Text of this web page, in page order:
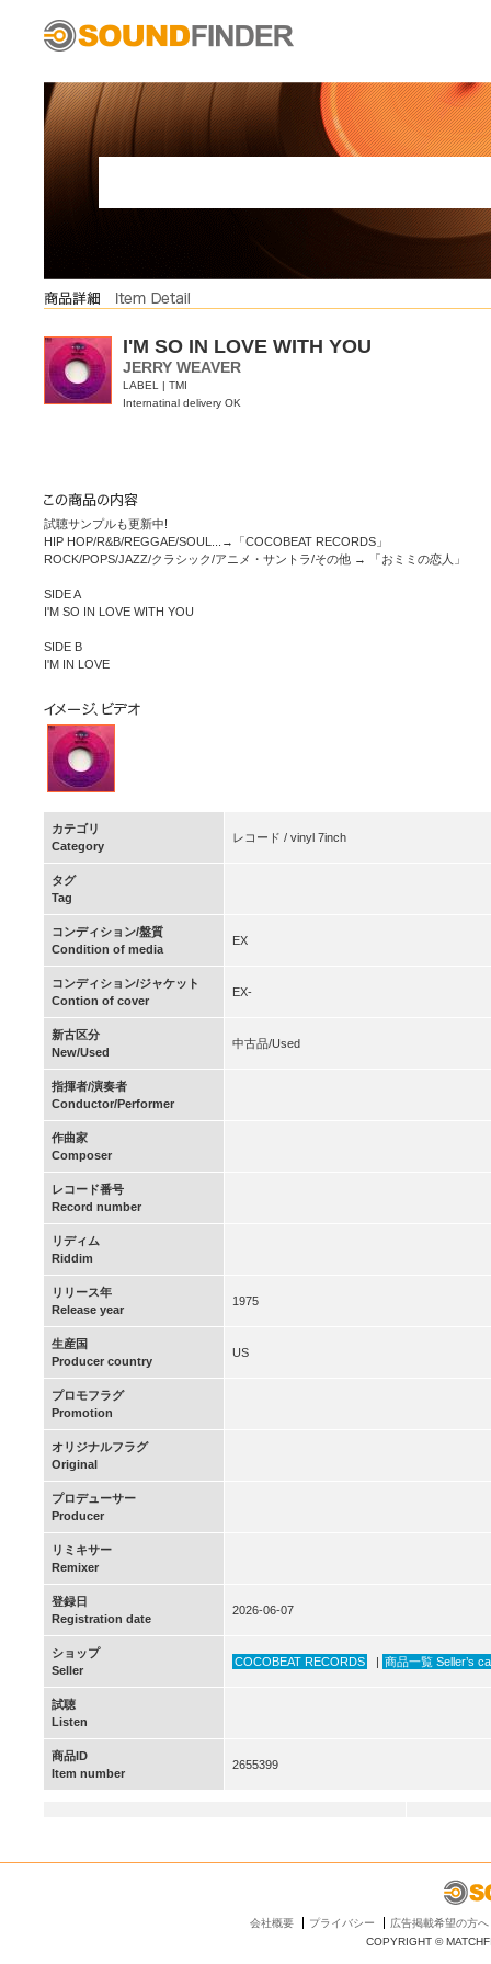
I'M SO IN LOVE WITH YOU
JERRY WEAVER
LABEL | TMI
Internatinal delivery OK
試聴サンプルも更新中!
HIP HOP/R&B/REGGAE/SOUL...→「COCOBEAT RECORDS」
ROCK/POPS/JAZZ/クラシック/アニメ・サントラ/その他 → 「おミミの恋人」
SIDE A
I'M SO IN LOVE WITH YOU
SIDE B
I'M IN LOVE
カテゴリ
Category
レコード / vinyl 7inch
タグ
Tag
コンディション/盤質
Condition of media
EX
コンディション/ジャケット
Contion of cover
EX-
新古区分
New/Used
中古品/Used
指揮者/演奏者
Conductor/Performer
作曲家
Composer
レコード番号
Record number
リディム
Riddim
リリース年
Release year
1975
生産国
Producer country
US
プロモフラグ
Promotion
オリジナルフラグ
Original
プロデューサー
Producer
リミキサー
Remixer
登録日
Registration date
2026-06-07
ショップ
Seller
COCOBEAT RECORDS | 商品一覧 Seller’s
試聴
Listen
商品ID
Item number
2655399
会社概要 プライバシー
広告掲載希望の方へ
COPYRIGHT ©